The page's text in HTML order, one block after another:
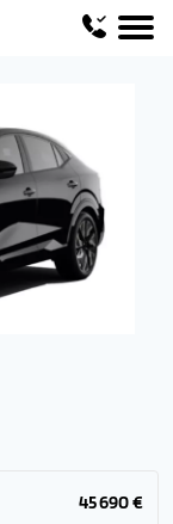
45 690 €